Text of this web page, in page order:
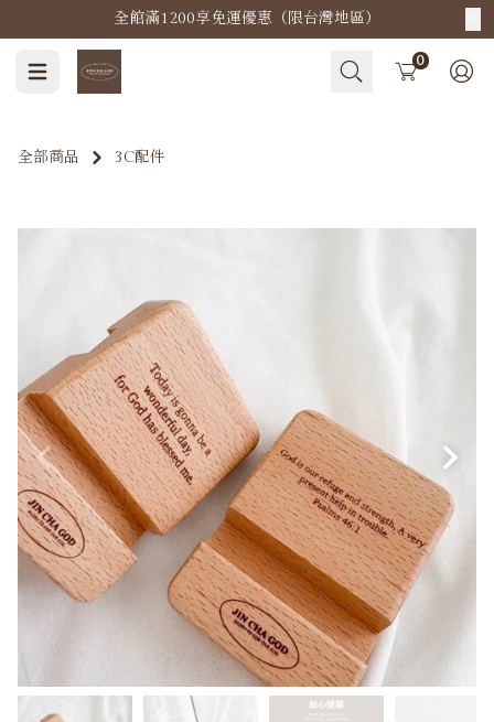
全館滿1200享免運優惠（限台灣地區）
Cart 0
全部商品 3C配件